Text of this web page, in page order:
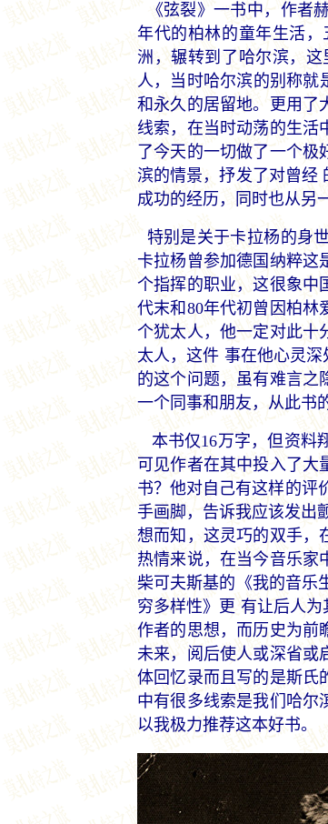
《弦裂》一书中，作者
年代的柏林的童年生活
洲，辗转到了哈尔滨，
人，当时哈尔滨的别称就
和永久的居留地。更用了
线索，在当时动荡的生活
了今天的一切做了一个
滨的情景，抒发了对曾经
成功的经历，同时也从另
特别是关于卡拉杨的身
卡拉杨曾参加德国纳粹这
个指挥的职业，这很象中
代末和80年代初曾因柏林
个犹太人，他一定对此十
太人，这件 事在他心灵
的这个问题，虽有难言之
一个同事和朋友，从此书
本书仅16万字，但资料
可见作者在其中投入了大
书？他对自己有这样的评
手画脚，告诉我应该发出
想而知，这灵巧的双手，
热情来说，在当今音乐家
柴可夫斯基的《我的音乐
穷多样性》更 有让后人
作者的思想，而历史为前
未来，阅后使人或深省或
体回忆录而且写的是斯氏
中有很多线索是我们哈尔
以我极力推荐这本好书。